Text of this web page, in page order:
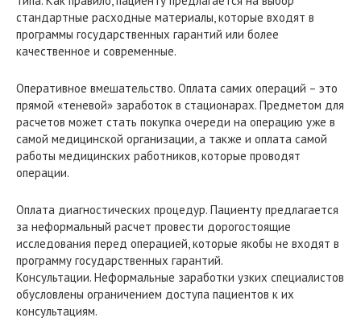
стандартные расходные материалы, которые входят в
программы государственных гарантий или более
качественное и современные.
Оперативное вмешательство. Оплата самих операций – это
прямой «теневой» заработок в стационарах. Предметом для
расчетов может стать покупка очереди на операцию уже в
самой медицинской организации, а также и оплата самой
работы медицинских работников, которые проводят
операции.
Оплата диагностических процедур. Пациенту предлагается
за неформальный расчет провести дорогостоящие
исследования перед операцией, которые якобы не входят в
программу государственных гарантий.
Консультации. Неформальные заработки узких специалистов
обусловлены ограничением доступа пациентов к их
консультациям.